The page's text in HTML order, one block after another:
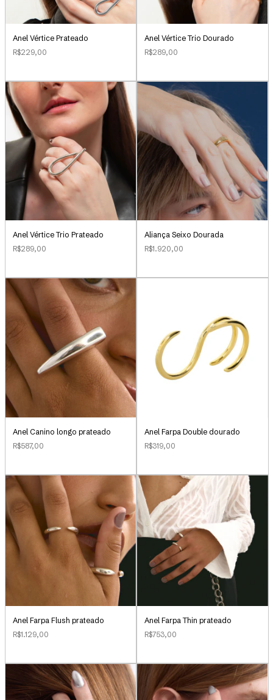
Anel Vértice Prateado
R$229,00
Anel Vértice Trio Dourado
R$289,00
Anel Vértice Trio Prateado
R$289,00
Aliança Seixo Dourada
R$1.920,00
Anel Canino longo prateado
R$587,00
Anel Farpa Double dourado
R$319,00
Anel Farpa Flush prateado
R$1.129,00
Anel Farpa Thin prateado
R$753,00